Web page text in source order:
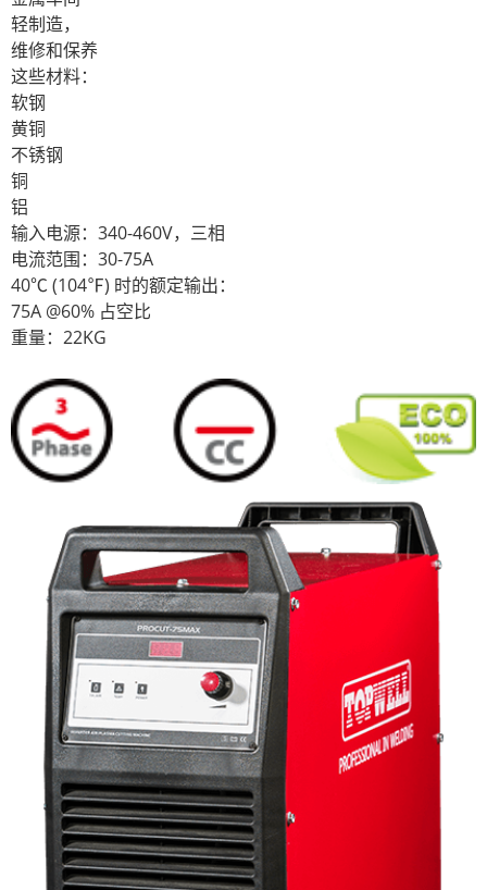
轻制造，
维修和保养
这些材料：
软钢
黄铜
不锈钢
铜
铝
输入电源：340-460V，三相
电流范围：30-75A
40℃ (104℉) 时的额定输出：
75A @60% 占空比
重量：22KG